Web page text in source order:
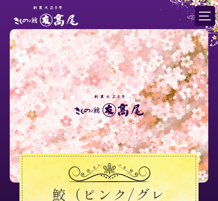
鮫（ピンク/グレ